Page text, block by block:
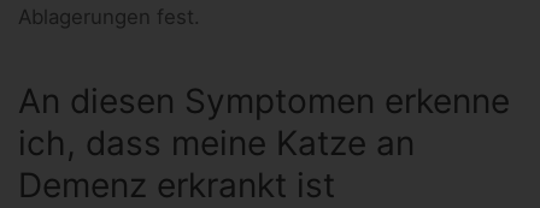
Ablagerungen fest.
An diesen Symptomen erkenne
ich, dass meine Katze an
Demenz erkrankt ist